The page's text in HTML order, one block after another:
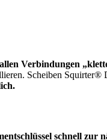
Verbindungen
Scheiben
schnell zur